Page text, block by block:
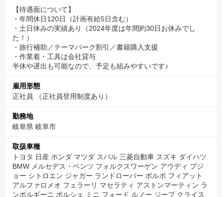
【待遇面について】
・年間休日120日（計画有給5日含む）
・土日休みの実績あり（2024年度は年間約30日お休みでし
た！）
・旅行補助／テーマパーク割引／書籍購入支援
・作業着・工具は会社貸与
半休や遅出も可能なので、予定も組みやすいです♪
雇用形態
正社員 （正社員登用制度あり）
勤務地
岐阜県 岐阜市
取扱車種
トヨタ 日産 ホンダ マツダ スバル 三菱自動車 スズキ ダイハツ
BMW メルセデス・ベンツ フォルクスワーゲン アウディ プジ
ョー シトロエン ジャガー ランドローバー ボルボ フィアット
アルファロメオ フェラーリ マセラティ アストンマーティン ラ
ンボルギーニ ポルシェ ミニ フォード ルノー ジープ クライス